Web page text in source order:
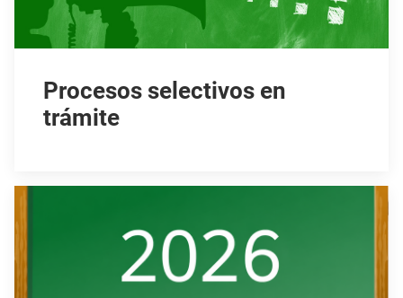
Procesos selectivos en
trámite